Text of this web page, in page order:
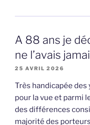
A 88 ans je
ne l’avais
25 AVRIL 2026
Très handicapée des
pour la vue et parmi
des différences
majorité des